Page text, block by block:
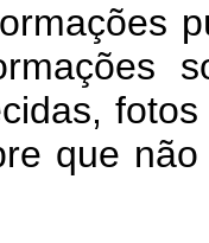
que